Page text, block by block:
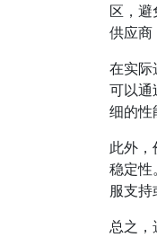
区，
供应商
在实际
可以通
细的性
此外
稳定性
服支持
总之，